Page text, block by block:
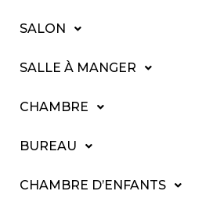
SALON
SALLE À MANGER
CHAMBRE
BUREAU
CHAMBRE D’ENFANTS